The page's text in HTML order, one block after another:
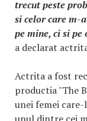
trecut peste
si celor care m-
pe mine, ci si
a declarat
Actrita a fost
productia "The
unei femei